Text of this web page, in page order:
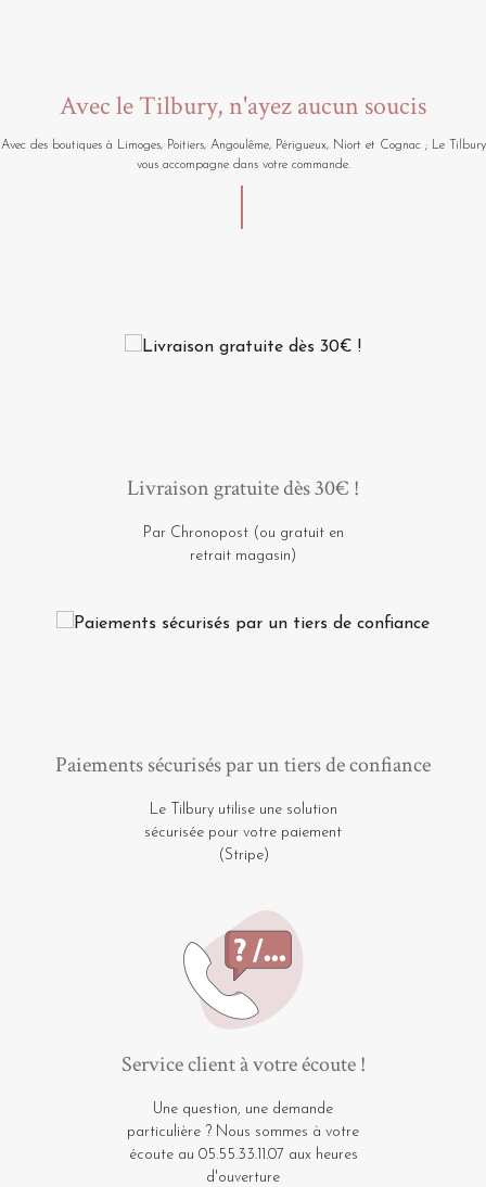
Avec le Tilbury, n'ayez aucun soucis
Avec des boutiques à Limoges, Poitiers, Angoulême, Périgueux, Niort et Cognac ; Le Tilbury
vous accompagne dans votre commande.
Livraison gratuite dès 30€ !
Par Chronopost (ou gratuit en
retrait magasin)
Paiements sécurisés par un tiers de confiance
Le Tilbury utilise une solution
sécurisée pour votre paiement
(Stripe)
Service client à votre écoute !
Une question, une demande
particulière ? Nous sommes à votre
écoute au 05.55.33.11.07 aux heures
d'ouverture